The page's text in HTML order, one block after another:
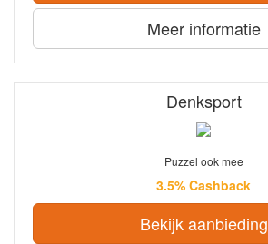
Meer informatie
Denksport
Puzzel ook mee
3.5% Cashback
Bekijk aanbieding